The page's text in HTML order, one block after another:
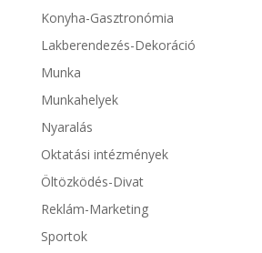
Konyha-Gasztronómia
Lakberendezés-Dekoráció
Munka
Munkahelyek
Nyaralás
Oktatási intézmények
Öltözködés-Divat
Reklám-Marketing
Sportok